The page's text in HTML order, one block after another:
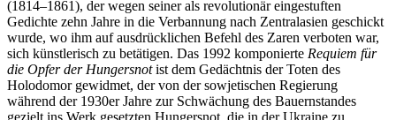
(1814–1861), der wegen seiner als revolutionär eingestuften
Gedichte zehn Jahre in die Verbannung nach Zentralasien geschickt
wurde, wo ihm auf ausdrücklichen Befehl des Zaren verboten war,
sich künstlerisch zu betätigen. Das 1992 komponierte Requiem für
die Opfer der Hungersnotist dem Gedächtnis der Toten des
Holodomor gewidmet, der von der sowjetischen Regierung
während der 1930er Jahre zur Schwächung des Bauernstandes
gezielt ins Werk gesetzten Hungersnot, die in der Ukraine zu